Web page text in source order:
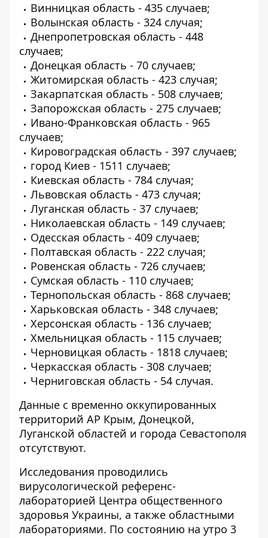
Винницкая область - 435 случаев;
Волынская область - 324 случая;
Днепропетровская область - 448
случаев;
Донецкая область - 70 случаев;
Житомирская область - 423 случая;
Закарпатская область - 508 случаев;
Запорожская область - 275 случаев;
Ивано-Франковская область - 965
случаев;
Кировоградская область - 397 случаев;
город Киев - 1511 случаев;
Киевская область - 784 случая;
Львовская область - 473 случая;
Луганская область - 37 случаев;
Николаевская область - 149 случаев;
Одесская область - 409 случаев;
Полтавская область - 222 случая;
Ровенская область - 726 случаев;
Сумская область - 110 случаев;
Тернопольская область - 868 случаев;
Харьковская область - 348 случаев;
Херсонская область - 136 случаев;
Хмельницкая область - 115 случаев;
Черновицкая область - 1818 случаев;
Черкасская область - 308 случаев;
Черниговская область - 54 случая.
Данные с временно оккупированных
территорий АР Крым, Донецкой,
Луганской областей и города Севастополя
отсутствуют.
Исследования проводились
вирусологической референс-
лабораторией Центра общественного
здоровья Украины, а также областными
лабораториями. По состоянию на утро 3